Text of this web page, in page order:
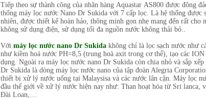
Tiếp theo sự thành công của nhãn hàng Aquastar AS800 được đông
thống máy lọc nước Nano Dr Sukida với 7 cấp lọc. Là hệ thống được
nhiên, được thiết kế hoàn hảo, thông minh gọn nhẹ mang đến rất
không sử dụng điện, sử dụng tối đa nguồn nước không thải bỏ..
Với máy lọc nước nano Dr Sukida không chỉ là lọc sạch nước như
như kiềm hoá nước PH=8,5 (trung hoà axit trong cơ thể), tạo các
dụng. Ngoài ra máy lọc nước nano Dr Sukida còn chia nhỏ và sắp
Dr Sukida là dòng máy lọc nước nano của tập đoàn Alegria
thiết bị xử lý nước uống tại Malaysisa và các nước lân cận. Máy lọc
đầu thế giới về xử lý nước hiện nay như: Than hoạt hóa từ Sri lanca,
Đài Loan,…